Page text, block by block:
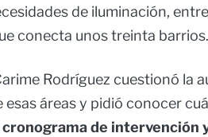
de iluminación,
conecta unos treinta barrios.
Rodríguez cuestionó la
esas áreas y pidió conocer
de intervención